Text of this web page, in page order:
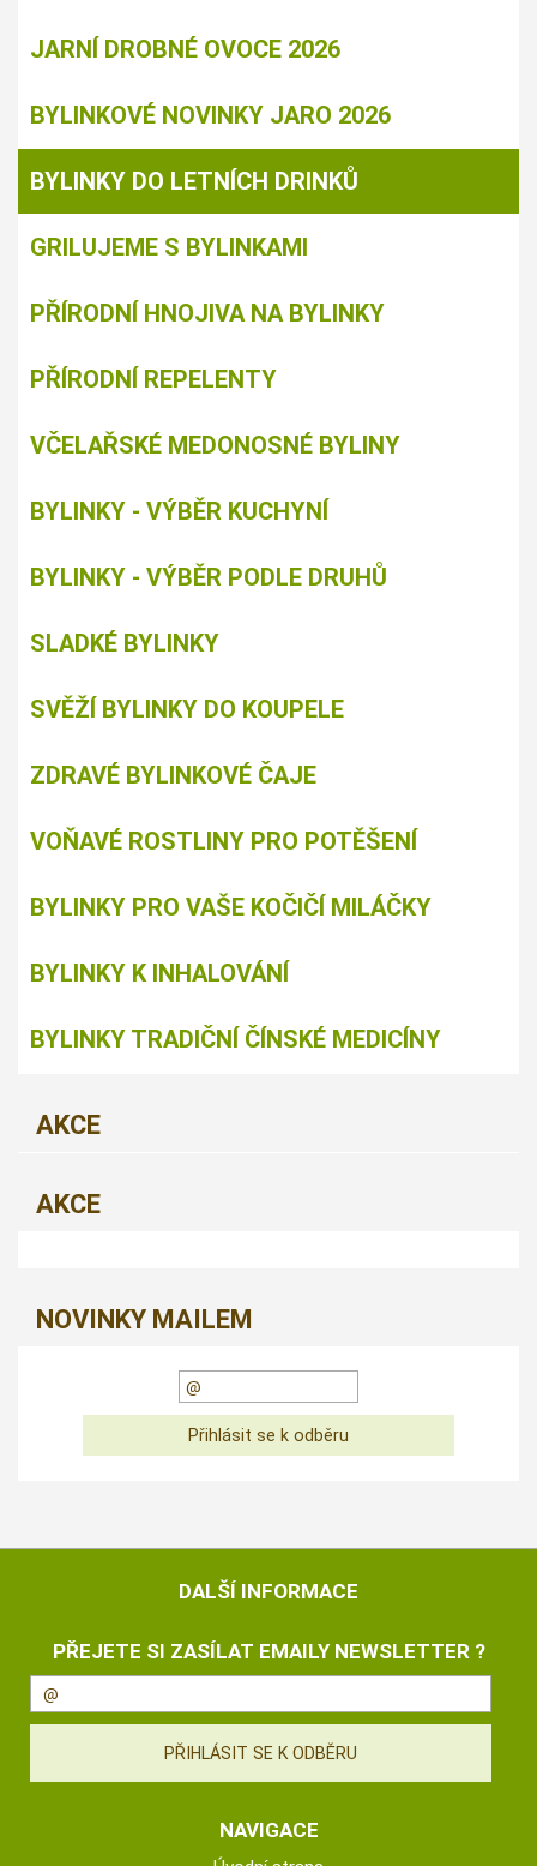
JARNÍ DROBNÉ OVOCE 2026
BYLINKOVÉ NOVINKY JARO 2026
BYLINKY DO LETNÍCH DRINKŮ
GRILUJEME S BYLINKAMI
PŘÍRODNÍ HNOJIVA NA BYLINKY
PŘÍRODNÍ REPELENTY
VČELAŘSKÉ MEDONOSNÉ BYLINY
BYLINKY - VÝBĚR KUCHYNÍ
BYLINKY - VÝBĚR PODLE DRUHŮ
SLADKÉ BYLINKY
SVĚŽÍ BYLINKY DO KOUPELE
ZDRAVÉ BYLINKOVÉ ČAJE
VOŇAVÉ ROSTLINY PRO POTĚŠENÍ
BYLINKY PRO VAŠE KOČIČÍ MILÁČKY
BYLINKY K INHALOVÁNÍ
BYLINKY TRADIČNÍ ČÍNSKÉ MEDICÍNY
AKCE
AKCE
NOVINKY MAILEM
DALŠÍ INFORMACE
PŘEJETE SI ZASÍLAT EMAILY NEWSLETTER ?
NAVIGACE